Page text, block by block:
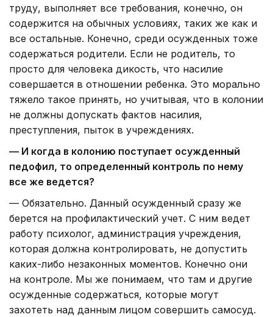
труду, выполняет все требования, конечно, он
содержится на обычных условиях, таких же как и
все остальные. Конечно, среди осужденных тоже
содержаться родители. Если не родитель, то
просто для человека дикость, что насилие
совершается в отношении ребенка. Это морально
тяжело такое принять, но учитывая, что в колонии
не должны допускать фактов насилия,
преступления, пыток в учреждениях.
— И когда в колонию поступает осужденный
педофил, то определенный контроль по нему
все же ведется?
— Обязательно. Данный осужденный сразу же
берется на профилактический учет. С ним ведет
работу психолог, администрация учреждения,
которая должна контролировать, не допустить
каких-либо незаконных моментов. Конечно они
на контроле. Мы же понимаем, что там и другие
осужденные содержаться, которые могут
захотеть над данным лицом совершить самосуд.